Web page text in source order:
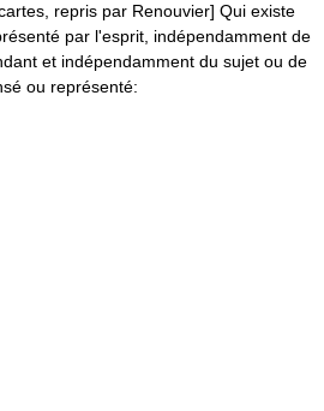
repris par Renouvier] Qui existe
par l'esprit, indépendamment de
et indépendamment du sujet ou de
ou représenté: